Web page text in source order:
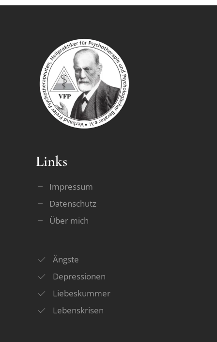
Links
Impressum
Datenschutz
Über mich
Ängste
Depressionen
Liebeskummer
Lebenskrisen